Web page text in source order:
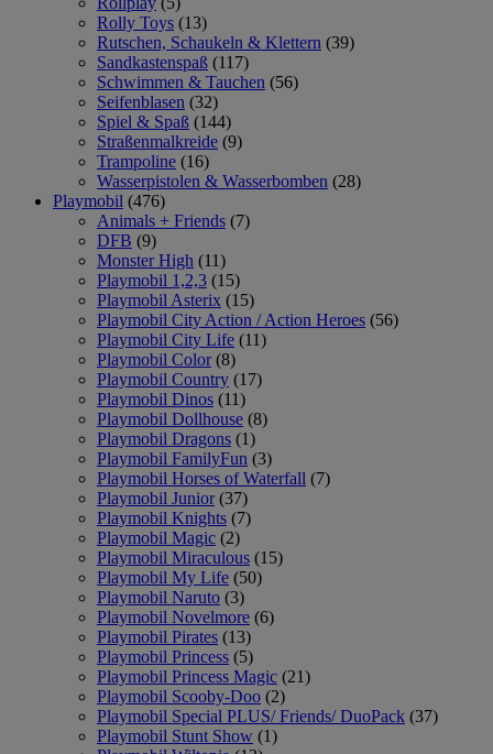
Rolly Toys (13)
Rutschen, Schaukeln & Klettern (39)
Sandkastenspaß (117)
Schwimmen & Tauchen (56)
Seifenblasen (32)
Spiel & Spaß (144)
Straßenmalkreide (9)
Trampoline (16)
Wasserpistolen & Wasserbomben (28)
Playmobil (476)
Animals + Friends (7)
DFB (9)
Monster High (11)
Playmobil 1,2,3 (15)
Playmobil Asterix (15)
Playmobil City Action / Action Heroes (56)
Playmobil City Life (11)
Playmobil Color (8)
Playmobil Country (17)
Playmobil Dinos (11)
Playmobil Dollhouse (8)
Playmobil Dragons (1)
Playmobil FamilyFun (3)
Playmobil Horses of Waterfall (7)
Playmobil Junior (37)
Playmobil Knights (7)
Playmobil Magic (2)
Playmobil Miraculous (15)
Playmobil My Life (50)
Playmobil Naruto (3)
Playmobil Novelmore (6)
Playmobil Pirates (13)
Playmobil Princess (5)
Playmobil Princess Magic (21)
Playmobil Scooby-Doo (2)
Playmobil Special PLUS/ Friends/ DuoPack (37)
Playmobil Stunt Show (1)